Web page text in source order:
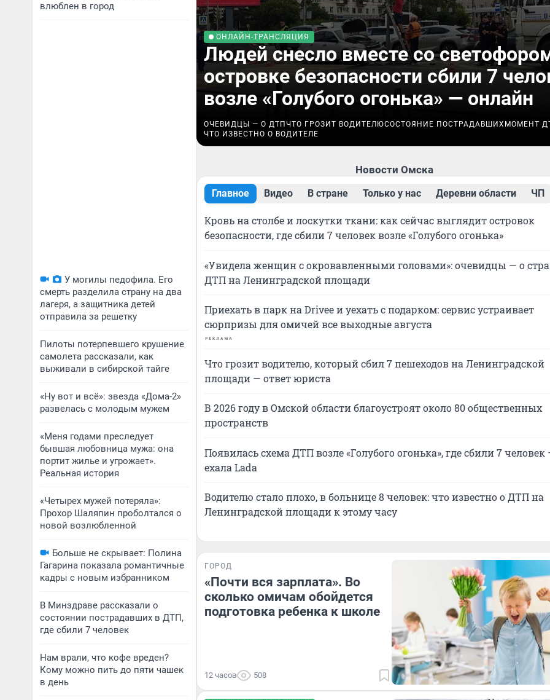
влюблен в город
У могилы педофила. Его
смерть разделила страну на два
лагеря, а защитника детей
отправила за решетку
Пилоты потерпевшего крушение
самолета рассказали, как
выживали в сибирской тайге
«Ну вот и всё»: звезда «Дома-2»
развелась с молодым мужем
«Меня годами преследует
бывшая любовница мужа: она
портит жилье и угрожает».
Реальная история
«Четырех мужей потеряла»:
Прохор Шаляпин проболтался о
новой возлюбленной
Больше не скрывает: Полина
Гагарина показала романтичные
кадры с новым избранником
В Минздраве рассказали о
состоянии пострадавших в ДТП,
где сбили 7 человек
Нам врали, что кофе вреден?
Кому можно пить до пяти чашек
в день
ОНЛАЙН-ТРАНСЛЯЦИЯ
Людей снесло вместе со
островке безопасности сбили 7
возле «Голубого огонька» — онлайн
ОЧЕВИДЦЫ — О ДТП ЧТО ГРОЗИТ ВОДИТЕЛЮСОСТОЯНИЕ ПОСТРАДАВШИХ МОМЕНТ
ЧТО ИЗВЕСТНО О ВОДИТЕЛЕ
Новости Омска
Главное Видео В стране Только у нас Деревни области ЧП
Кровь на столбе и лоскутки ткани: как сейчас выглядит островок
безопасности, где сбили 7 человек возле «Голубого огонька»
«Увидела женщин с окровавленными головами»: очевидцы — о
ДТП на Ленинградской площади
Приехать в парк на Drivee и уехать с подарком: сервис устраивает
сюрпризы для омичей все выходные августа
Что грозит водителю, который сбил 7 пешеходов на Ленинградской
площади — ответ юриста
В 2026 году в Омской области благоустроят около 80 общественных
пространств
Появилась схема ДТП возле «Голубого огонька», где сбили 7 человек
ехала Lada
Водителю стало плохо, в больнице 8 человек: что известно о ДТП на
Ленинградской площади к этому часу
ГОРОД
«Почти вся зарплата». Во
сколько омичам обойдется
подготовка ребенка к школе
12 часов 508